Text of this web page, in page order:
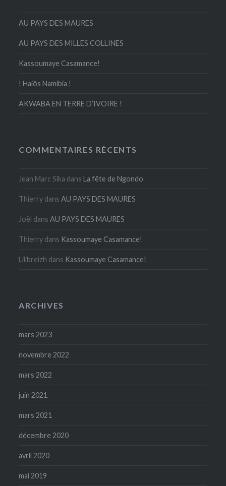
AU PAYS DES MAURES
AU PAYS DES MILLES COLLINES
Kassoumaye Casamance!
! Haiôs Namibia !
AKWABA EN TERRE D’IVOIRE !
COMMENTAIRES RÉCENTS
Jean Marc Sika dansLa fête de Ngondo
Thierry dansAU PAYS DES MAURES
Joël dansAU PAYS DES MAURES
Thierry dans Kassoumaye Casamance!
Lilibreizh dans Kassoumaye Casamance!
ARCHIVES
mars 2023
novembre 2022
mars 2022
juin 2021
mars 2021
décembre 2020
avril 2020
mai 2019